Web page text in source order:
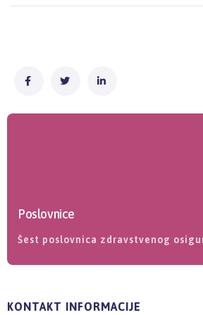
Poslovnice
Šest poslovnica zdravstvenog
KONTAKT INFORMACIJE